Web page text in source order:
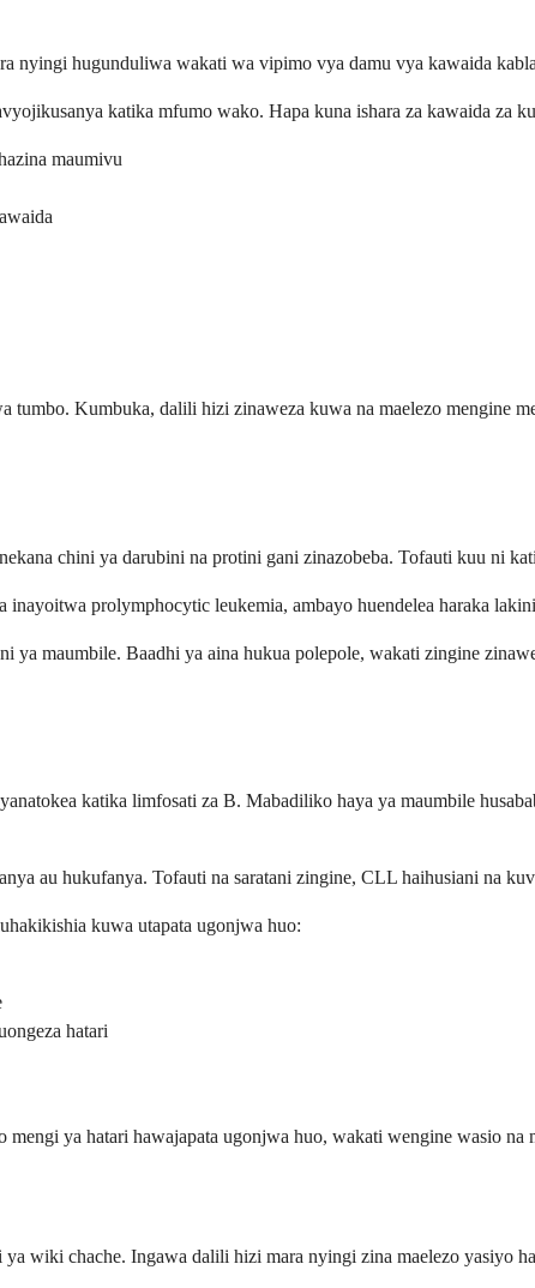
nyingi hugunduliwa wakati wa vipimo vya damu vya kawaida
katika mfumo wako. Hapa kuna ishara za kawaida za
maumivu
Kumbuka, dalili hizi zinaweza kuwa na maelezo mengine
chini ya darubini na protini gani zinazobeba. Tofauti kuu ni
prolymphocytic leukemia, ambayo huendelea haraka
maumbile. Baadhi ya aina hukua polepole, wakati zingine
katika limfosati za B. Mabadiliko haya ya maumbile
au hukufanya. Tofauti na saratani zingine, CLL haihusiani na
kuwa utapata ugonjwa huo:
hatari
ya hatari hawajapata ugonjwa huo, wakati wengine wasio na
wiki chache. Ingawa dalili hizi mara nyingi zina maelezo yasiyo